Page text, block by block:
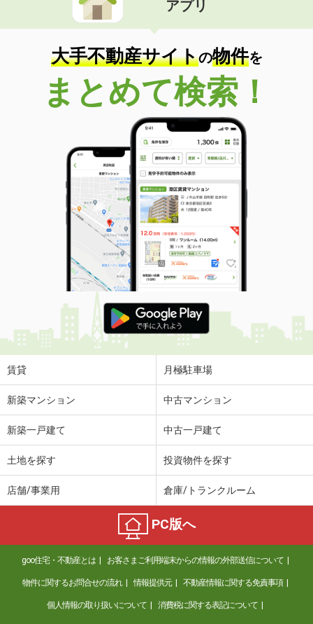
アプリ
大手不動産サイトの物件を
まとめて検索！
賃貸 月極駐車場
新築マンション 中古マンション
新築一戸建て 中古一戸建て
土地を探す 投資物件を探す
店舗/事業用 倉庫/トランクルーム
PC版へ
goo住宅・不動産とは お客さまご利用端末からの情報の外部送信について
物件に関するお問合せの流れ 情報提供元 不動産情報に関する免責事項
個人情報の取り扱いについて 消費税に関する表記について